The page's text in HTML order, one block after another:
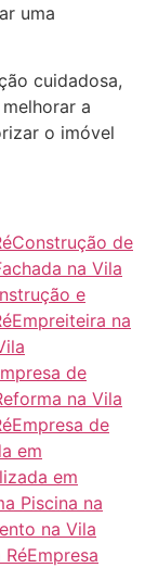
uma
cuidadosa,
a
o imóvel
Construção de
na Vila
e
Empreiteira na
de
na Vila
Empresa de
em
em
Piscina na
na Vila
RéEmpresa